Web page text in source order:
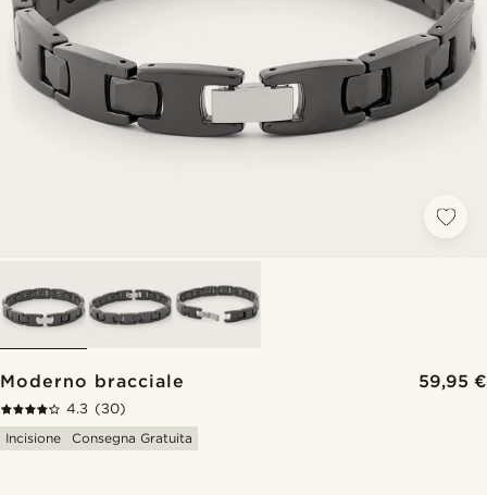
Moderno bracciale 59,95 €
4.3 (30)
Incisione
Consegna Gratuita